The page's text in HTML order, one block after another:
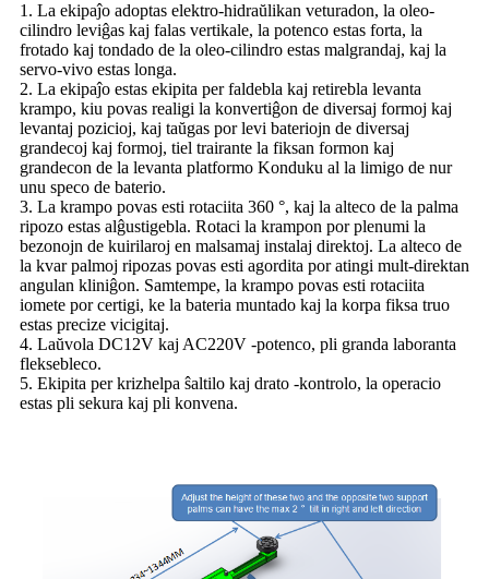
1. La ekipaĵo adoptas elektro-hidraŭlikan veturadon, la oleo-
cilindro leviĝas kaj falas vertikale, la potenco estas forta, la
frotado kaj tondado de la oleo-cilindro estas malgrandaj, kaj la
servo-vivo estas longa.
2. La ekipaĵo estas ekipita per faldebla kaj retirebla levanta
krampo, kiu povas realigi la konvertiĝon de diversaj formoj kaj
levantaj pozicioj, kaj taŭgas por levi bateriojn de diversaj
grandecoj kaj formoj, tiel trairante la fiksan formon kaj
grandecon de la levanta platformo Konduku al la limigo de nur
unu speco de baterio.
3. La krampo povas esti rotaciita 360 °, kaj la alteco de la palma
ripozo estas alĝustigebla. Rotaci la krampon por plenumi la
bezonojn de kuirilaroj en malsamaj instalaj direktoj. La alteco de
la kvar palmoj ripozas povas esti agordita por atingi mult-direktan
angulan kliniĝon. Samtempe, la krampo povas esti rotaciita
iomete por certigi, ke la bateria muntado kaj la korpa fiksa truo
estas precize vicigitaj.
4. Laŭvola DC12V kaj AC220V -potenco, pli granda laboranta
fleksebleco.
5. Ekipita per krizhelpa ŝaltilo kaj drato -kontrolo, la operacio
estas pli sekura kaj pli konvena.